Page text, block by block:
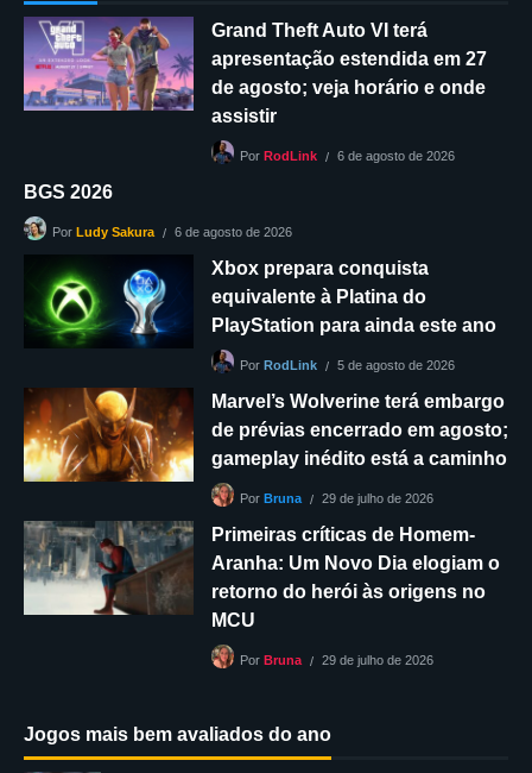
Grand Theft Auto VI terá
apresentação estendida em 27
de agosto; veja horário e onde
assistir
Por RodLink 6 de agosto de 2026
BGS 2026
Por Ludy Sakura 6 de agosto de 2026
Xbox prepara conquista
equivalente à Platina do
PlayStation para ainda este ano
Por RodLink 5 de agosto de 2026
Marvel’s Wolverine terá embargo
de prévias encerrado em agosto;
gameplay inédito está a caminho
Por Bruna 29 de julho de 2026
Primeiras críticas de Homem-
Aranha: Um Novo Dia elogiam o
retorno do herói às origens no
MCU
Por Bruna 29 de julho de 2026
Jogos mais bem avaliados do ano